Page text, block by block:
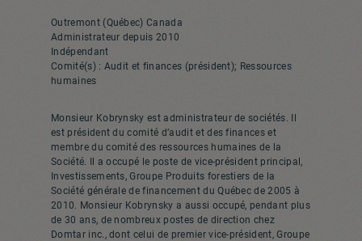
Outremont (Québec) Canada
Administrateur depuis 2010
Indépendant
Comité(s) : Audit et finances (président); Ressources
humaines
Monsieur Kobrynsky est administrateur de sociétés. Il
est président du comité d’audit et des finances et
membre du comité des ressources humaines de la
Société. Il a occupé le poste de vice-président principal,
Investissements, Groupe Produits forestiers de la
Société générale de financement du Québec de 2005 à
2010. Monsieur Kobrynsky a aussi occupé, pendant plus
de 30 ans, de nombreux postes de direction chez
Domtar inc., dont celui de premier vice-président, Groupe